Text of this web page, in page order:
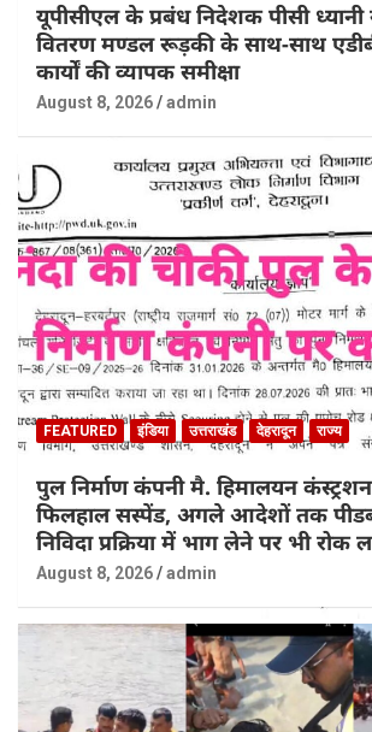
यूपीसीएल के प्रबंध निदेशक पीसी ध्यानी
वितरण मण्डल रूड़की के साथ-साथ
कार्यों की व्यापक समीक्षा
August 8, 2026 admin
FEATURED इंडिया उत्तराखंड देहरादून राज्य
पुल निर्माण कंपनी मै. हिमालयन
फिलहाल सस्पेंड, अगले आदेशों तक
निविदा प्रक्रिया में भाग लेने पर भी रोक
August 8, 2026 admin